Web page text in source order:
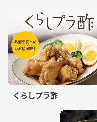
くらしプラ酢